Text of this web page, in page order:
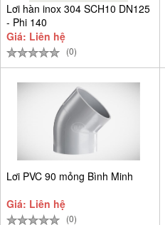
Lơi hàn inox 304 SCH10 DN125
- Phi 140
Giá: Liên hệ
(0)
Lơi PVC 90 mỏng Bình Minh
Giá: Liên hệ
(0)